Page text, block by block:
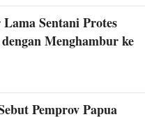
Sentani Protes
Menghambur ke
Pemprov Papua